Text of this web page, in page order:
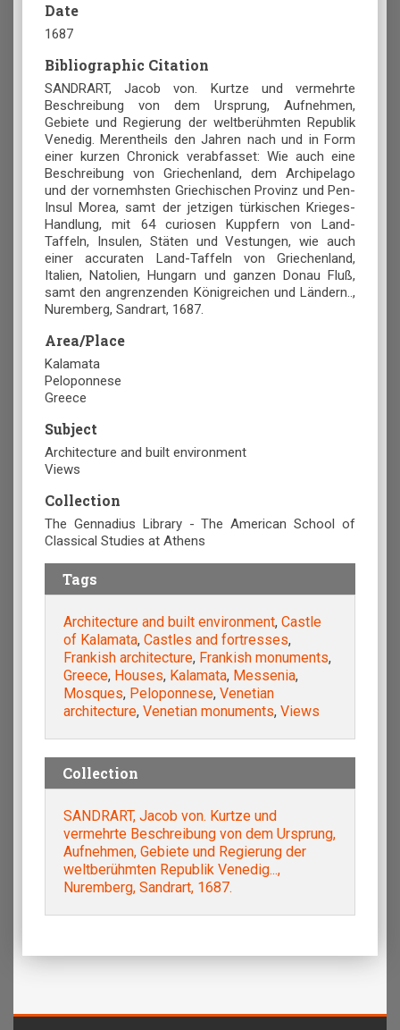
Date
1687
Bibliographic Citation
SANDRART, Jacob von. Kurtze und vermehrte
Beschreibung von dem Ursprung, Aufnehmen,
Gebiete und Regierung der weltberühmten Republik
Venedig. Merentheils den Jahren nach und in Form
einer kurzen Chronick verabfasset: Wie auch eine
Beschreibung von Griechenland, dem Archipelago
und der vornemhsten Griechischen Provinz und Pen-
Insul Morea, samt der jetzigen türkischen Krieges-
Handlung, mit 64 curiosen Kuppfern von Land-
Taffeln, Insulen, Stäten und Vestungen, wie auch
einer accuraten Land-Taffeln von Griechenland,
Italien, Natolien, Hungarn und ganzen Donau Fluß,
samt den angrenzenden Königreichen und Ländern..,
Nuremberg, Sandrart, 1687.
Area/Place
Kalamata
Peloponnese
Greece
Subject
Architecture and built environment
Views
Collection
The Gennadius Library - The American School of
Classical Studies at Athens
Tags
Architecture and built environment, Castle
of Kalamata, Castles and fortresses,
Frankish architecture, Frankish monuments,
Greece, Houses, Kalamata, Messenia,
Mosques, Peloponnese, Venetian
architecture, Venetian monuments, Views
Collection
SANDRART, Jacob von. Kurtze und
vermehrte Beschreibung von dem Ursprung,
Aufnehmen, Gebiete und Regierung der
weltberühmten Republik Venedig...,
Nuremberg, Sandrart, 1687.